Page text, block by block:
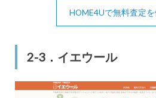
HOME4Uで無料査定
2-3．イエウール